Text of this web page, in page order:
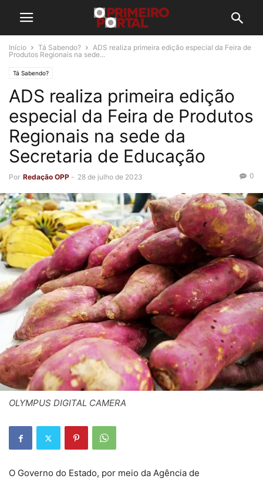
Início Tá Sabendo?
ADS realiza primeira edição especial da Feira de
Produtos Regionais na sede...
Tá Sabendo?
ADS realiza primeira edição
especial da Feira de Produtos
Regionais na sede da
Secretaria de Educação
Por Redação OPP - 28 de julho de 2023 0
OLYMPUS DIGITAL CAMERA
O Governo do Estado, por meio da Agência de